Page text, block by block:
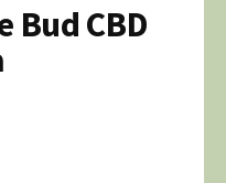
Bud CBD